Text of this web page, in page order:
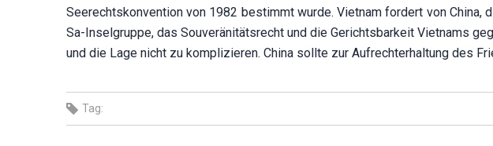
Seerechtskonvention von 1982 bestimmt wurde. Vietnam fordert von China,
Sa-Inselgruppe, das Souveränitätsrecht und die Gerichtsbarkeit Vietnams
und die Lage nicht zu komplizieren. China sollte zur Aufrechterhaltung des
Tag: